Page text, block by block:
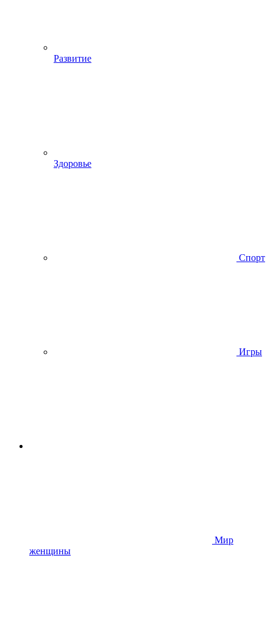
Развитие
Здоровье
Спорт
Игры
Мир
женщины